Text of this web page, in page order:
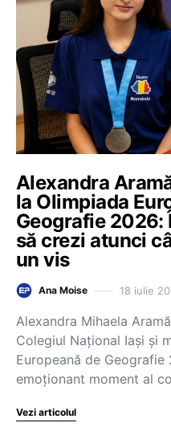
Alexandra
la Olimpiada
Geografie 2026:
să crezi atunci
un vis
Ana Moise 18 iulie
Alexandra Mihaela
Colegiul Național Iași și
Europeană de
emoționant moment al
Vezi articolul